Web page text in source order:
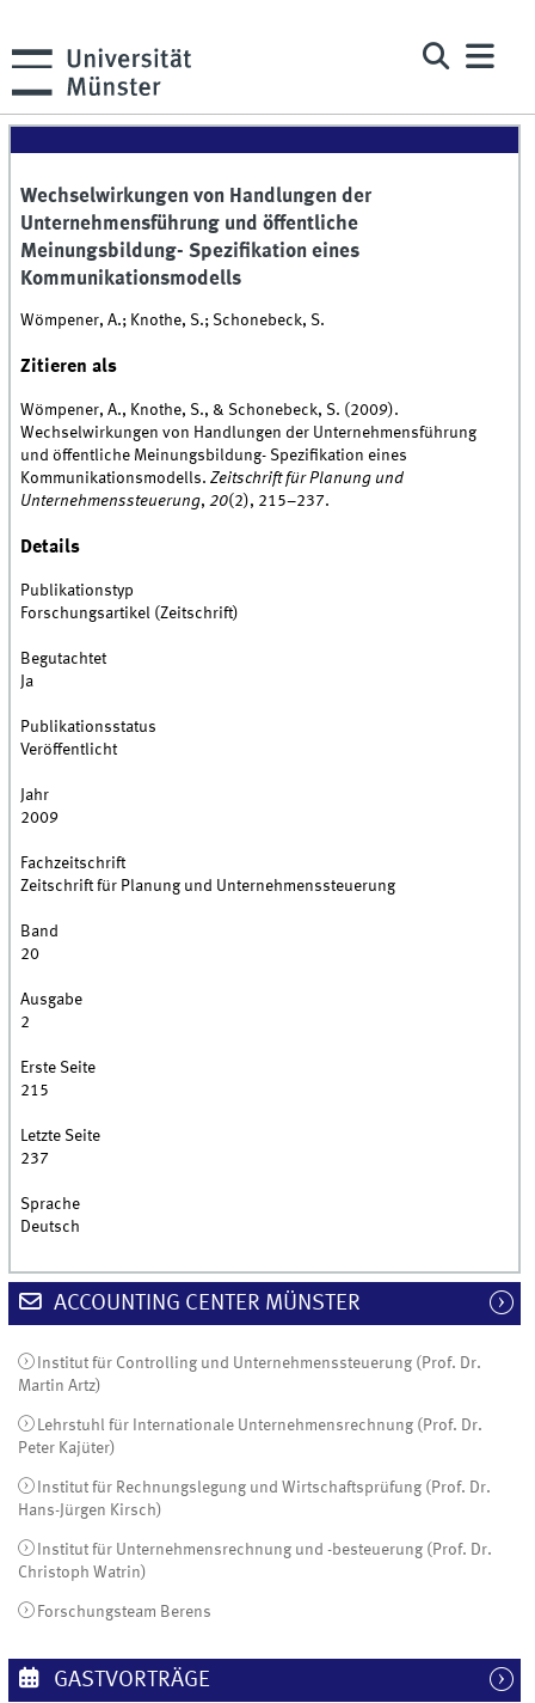
Wechselwirkungen von Handlungen der
Unternehmensführung und öffentliche
Meinungsbildung- Spezifikation eines
Kommunikationsmodells
Wömpener, A.; Knothe, S.; Schonebeck, S.
Zitieren als
Wömpener, A., Knothe, S., & Schonebeck, S. (2009).
Wechselwirkungen von Handlungen der Unternehmensführung
und öffentliche Meinungsbildung- Spezifikation eines
Kommunikationsmodells.Zeitschrift für Planung und
Unternehmenssteuerung,20(2), 215–237.
Details
Publikationstyp
Forschungsartikel (Zeitschrift)
Begutachtet
Ja
Publikationsstatus
Veröffentlicht
Jahr
2009
Fachzeitschrift
Zeitschrift für Planung und Unternehmenssteuerung
Band
20
Ausgabe
2
Erste Seite
215
Letzte Seite
237
Sprache
Deutsch
ACCOUNTING CENTER MÜNSTER
Institut für Controlling und Unternehmenssteuerung (Prof. Dr.
Martin Artz)
Lehrstuhl für Internationale Unternehmensrechnung (Prof. Dr.
Peter Kajüter)
Institut für Rechnungslegung und Wirtschaftsprüfung (Prof. Dr.
Hans-Jürgen Kirsch)
Institut für Unternehmensrechnung und -besteuerung (Prof. Dr.
Christoph Watrin)
Forschungsteam Berens
GASTVORTRÄGE